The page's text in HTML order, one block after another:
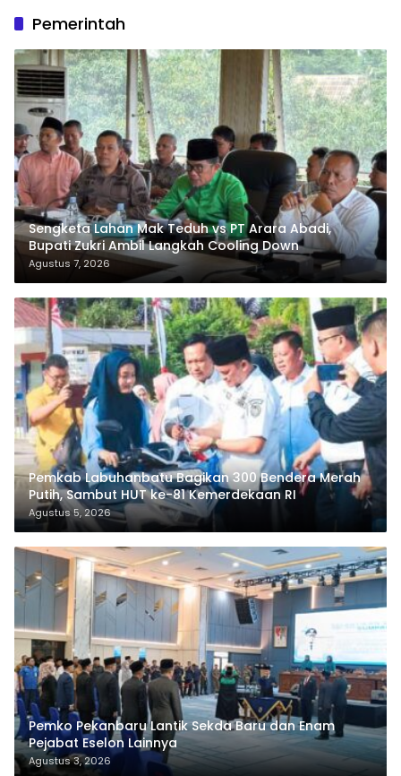
Pemerintah
Sengketa Lahan Mak Teduh vs PT Arara Abadi,
Bupati Zukri Ambil Langkah Cooling Down
Agustus 7, 2026
Pemkab Labuhanbatu Bagikan 300 Bendera Merah
Putih, Sambut HUT ke-81 Kemerdekaan RI
Agustus 5, 2026
Pemko Pekanbaru Lantik Sekda Baru dan Enam
Pejabat Eselon Lainnya
Agustus 3, 2026